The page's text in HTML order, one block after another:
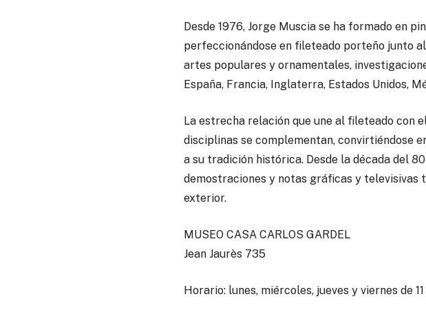
Desde 1976, Jorge Muscia se ha formado en
perfeccionándose en fileteado porteño junto
artes populares y ornamentales,
España, Francia, Inglaterra, Estados Unidos,
La estrecha relación que une al fileteado con
disciplinas se complementan, convirtiéndose
a su tradición histórica. Desde la década del
demostraciones y notas gráficas y
exterior.
MUSEO CASA CARLOS GARDEL
Jean Jaurès 735
Horario: lunes, miércoles, jueves y viernes de